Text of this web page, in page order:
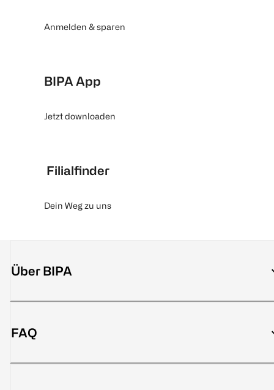
Anmelden & sparen
BIPA App
Jetzt downloaden
Filialfinder
Dein Weg zu uns
Über BIPA
FAQ